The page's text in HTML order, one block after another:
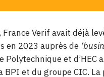
Verif avait déjà
en 2023 auprès de
Polytechnique et d’HEC
BPI et du groupe CIC.